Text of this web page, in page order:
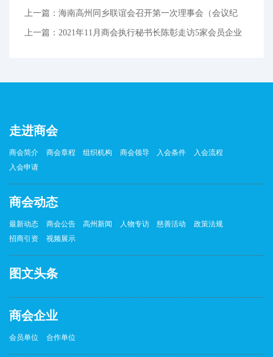
上一篇：海南高州同乡联谊会召开第一次理事会（会议纪
要）
上一篇：2021年11月商会执行秘书长陈彰走访5家会员企业
走进商会
商会简介 商会章程 组织机构 商会领导 入会条件
入会流程
入会申请
商会动态
最新动态 商会公告 高州新闻 人物专访 慈善活动
政策法规
招商引资
视频展示
图文头条
商会企业
会员单位 合作单位